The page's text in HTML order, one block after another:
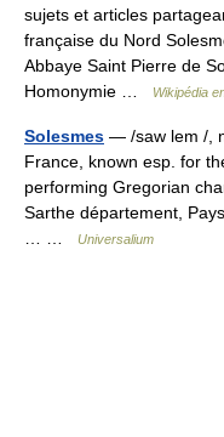
sujets et articles
française du Nord
Abbaye Saint Pierre de
Homonymie …
Wikipédia
Solesmes — /saw lem /,
France, known esp. for
performing Gregorian
Sarthe département,
Universalium